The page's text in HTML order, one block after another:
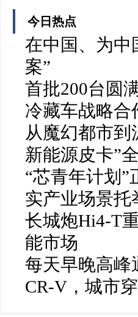
今日热点
在中国、为中
案”
首批200台圆
冷藏车战略合
从魔幻都市
新能源皮卡”
“芯青年计划
实产业场景托
长城炮Hi4-T
能市场
每天早晚高峰
CR-V，城市